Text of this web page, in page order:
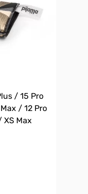
/ 15 Pro
/ 12 Pro
XS Max